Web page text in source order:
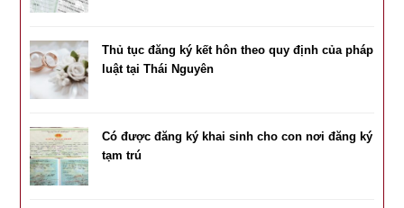
Thủ tục đăng ký kết hôn theo quy định của pháp
luật tại Thái Nguyên
Có được đăng ký khai sinh cho con nơi đăng ký
tạm trú